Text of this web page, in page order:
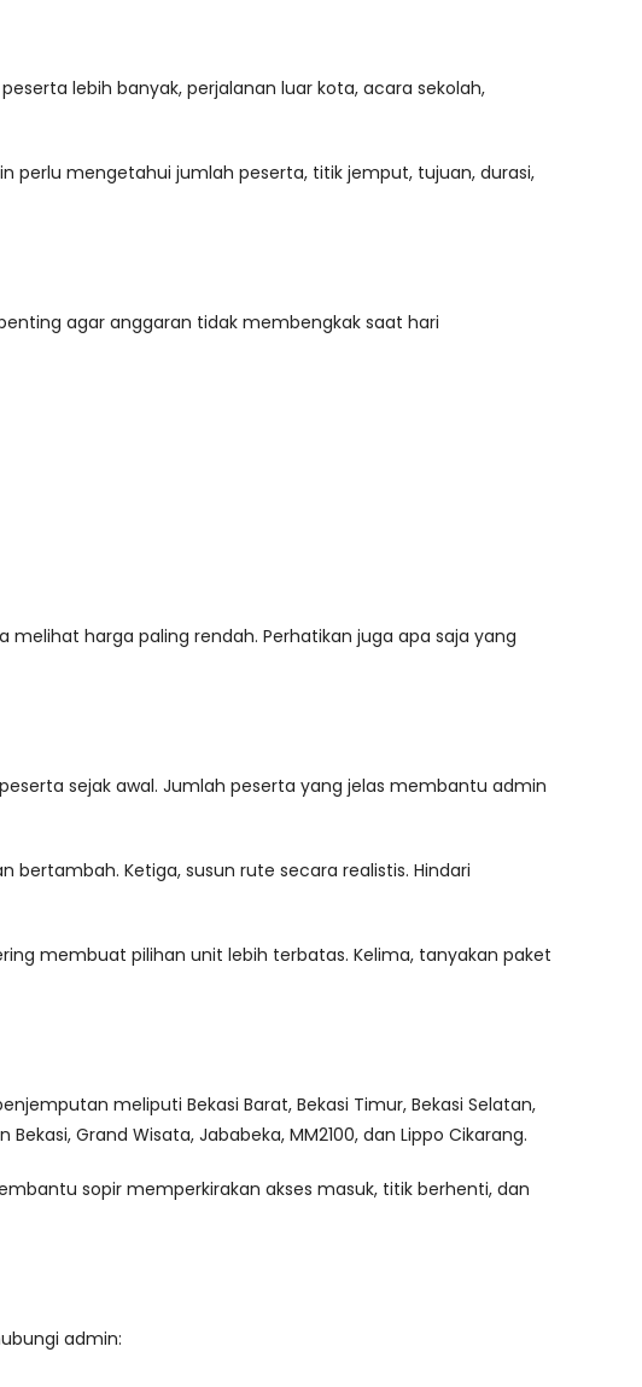
lebih banyak, perjalanan luar kota, acara sekolah,
perlu mengetahui jumlah peserta, titik jemput, tujuan, durasi,
agar anggaran tidak membengkak saat hari
harga paling rendah. Perhatikan juga apa saja yang
sejak awal. Jumlah peserta yang jelas membantu admin
Ketiga, susun rute secara realistis. Hindari
membuat pilihan unit lebih terbatas. Kelima, tanyakan paket
meliputi Bekasi Barat, Bekasi Timur, Bekasi Selatan,
Grand Wisata, Jababeka, MM2100, dan Lippo Cikarang.
sopir memperkirakan akses masuk, titik berhenti, dan
admin: